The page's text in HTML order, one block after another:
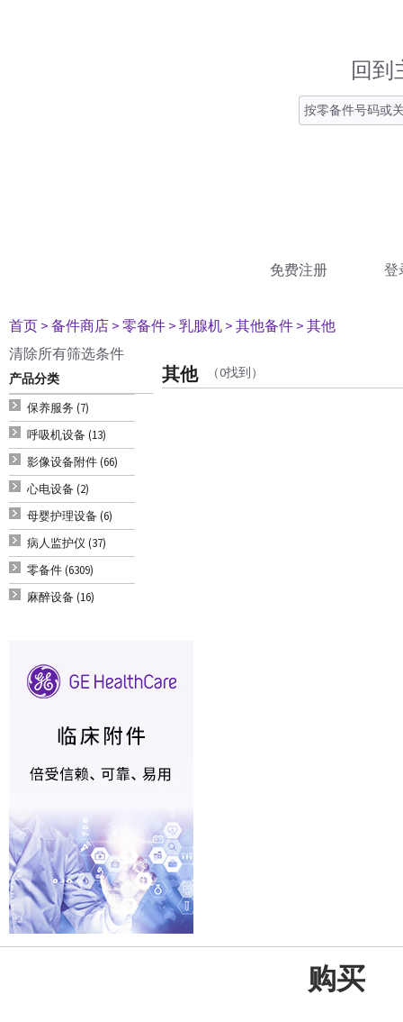
回到
免费注册 登
首页 > 备件商店 > 零备件 > 乳腺机 > 其他备件 > 其他
清除所有筛选条件
产品分类
保养服务 (7)
呼吸机设备 (13)
影像设备附件 (66)
心电设备 (2)
母婴护理设备 (6)
病人监护仪 (37)
零备件 (6309)
麻醉设备 (16)
其他 （0找到）
购买